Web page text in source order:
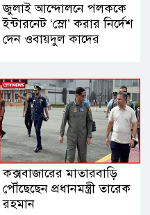
জুলাই আন্দোলনে পলককে
ইন্টারনেট ‘স্লো’ করার নির্দেশ
দেন ওবায়দুল কাদের
কক্সবাজারের মাতারবাড়ি
পৌঁছেছেন প্রধানমন্ত্রী তারেক
রহমান